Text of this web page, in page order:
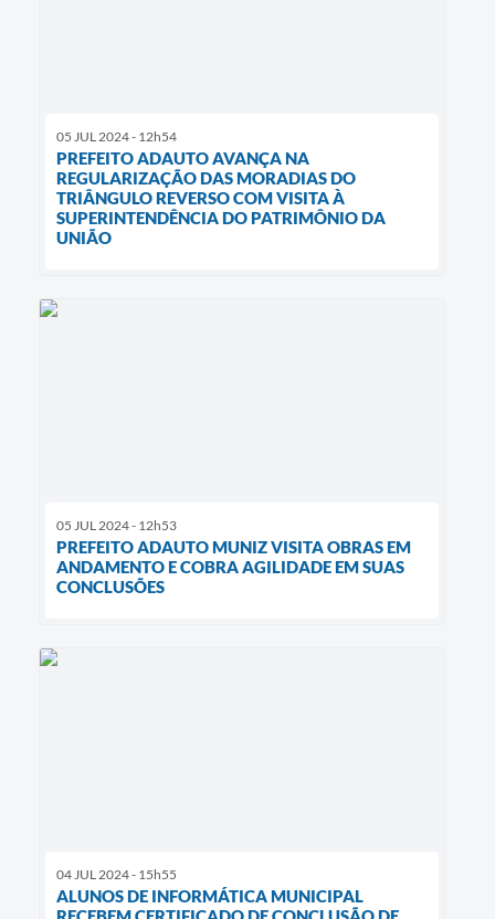
05 JUL 2024 - 12h54
PREFEITO ADAUTO AVANÇA NA
REGULARIZAÇÃO DAS MORADIAS DO
TRIÂNGULO REVERSO COM VISITA À
SUPERINTENDÊNCIA DO PATRIMÔNIO DA
UNIÃO
05 JUL 2024 - 12h53
PREFEITO ADAUTO MUNIZ VISITA OBRAS EM
ANDAMENTO E COBRA AGILIDADE EM SUAS
CONCLUSÕES
04 JUL 2024 - 15h55
ALUNOS DE INFORMÁTICA MUNICIPAL